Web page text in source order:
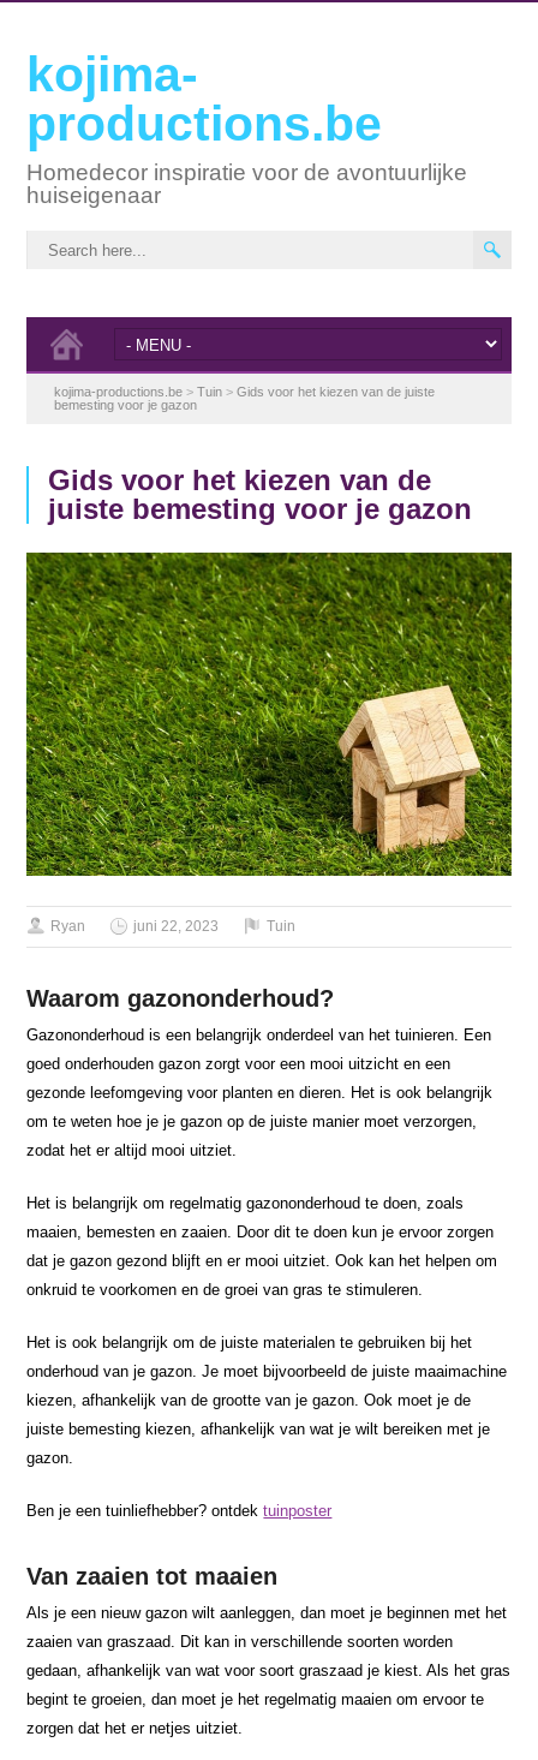
kojima-
productions.be
Homedecor inspiratie voor de avontuurlijke
huiseigenaar
kojima-productions.be >Tuin >Gids voor het kiezen van de juiste
bemesting voor je gazon
Gids voor het kiezen van de
juiste bemesting voor je gazon
Ryan juni 22, 2023 Tuin
Waarom gazononderhoud?
Gazononderhoud is een belangrijk onderdeel van het tuinieren. Een
goed onderhouden gazon zorgt voor een mooi uitzicht en een
gezonde leefomgeving voor planten en dieren. Het is ook belangrijk
om te weten hoe je je gazon op de juiste manier moet verzorgen,
zodat het er altijd mooi uitziet.
Het is belangrijk om regelmatig gazononderhoud te doen, zoals
maaien, bemesten en zaaien. Door dit te doen kun je ervoor zorgen
dat je gazon gezond blijft en er mooi uitziet. Ook kan het helpen om
onkruid te voorkomen en de groei van gras te stimuleren.
Het is ook belangrijk om de juiste materialen te gebruiken bij het
onderhoud van je gazon. Je moet bijvoorbeeld de juiste maaimachine
kiezen, afhankelijk van de grootte van je gazon. Ook moet je de
juiste bemesting kiezen, afhankelijk van wat je wilt bereiken met je
gazon.
Ben je een tuinliefhebber? ontdektuinposter
Van zaaien tot maaien
Als je een nieuw gazon wilt aanleggen, dan moet je beginnen met het
zaaien van graszaad. Dit kan in verschillende soorten worden
gedaan, afhankelijk van wat voor soort graszaad je kiest. Als het gras
begint te groeien, dan moet je het regelmatig maaien om ervoor te
zorgen dat het er netjes uitziet.